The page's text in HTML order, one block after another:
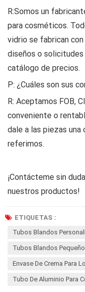
R:Somos un
para cosméticos.
vidrio se fabrican
diseños o
catálogo de precios.
P: ¿Cuáles son sus
R: Aceptamos FOB,
conveniente o
dale a las piezas una
referimos.
¡Contácteme sin
nuestros productos!
ETIQUETAS :
Tubos Blandos
Tubos Blandos
Envase De Crema Para
Tubo De Aluminio Para